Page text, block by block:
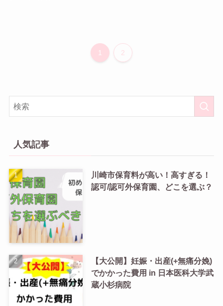
1 2
人気記事
川崎市保育料が高い！高すぎる！
認可/認可外保育園、どこを選ぶ？
【大公開】妊娠・出産(+無痛分娩)
でかかった費用 in 日本医科大学武
蔵小杉病院